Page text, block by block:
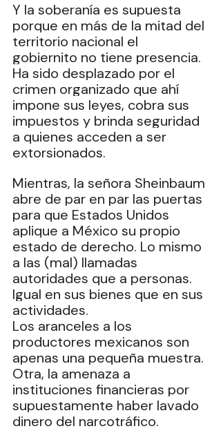
Y la soberanía es supuesta
porque en más de la mitad del
territorio nacional el
gobiernito no tiene presencia.
Ha sido desplazado por el
crimen organizado que ahí
impone sus leyes, cobra sus
impuestos y brinda seguridad
a quienes acceden a ser
extorsionados.
Mientras, la señora Sheinbaum
abre de par en par las puertas
para que Estados Unidos
aplique a México su propio
estado de derecho. Lo mismo
a las (mal) llamadas
autoridades que a personas.
Igual en sus bienes que en sus
actividades.
Los aranceles a los
productores mexicanos son
apenas una pequeña muestra.
Otra, la amenaza a
instituciones financieras por
supuestamente haber lavado
dinero del narcotráfico.